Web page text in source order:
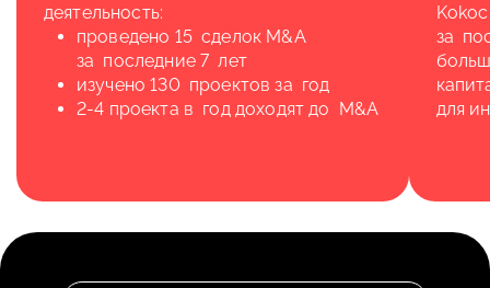
деятельность:
проведено 15 сделок М&А
за последние 7 лет
изучено 130 проектов за год
2-4 проекта в год доходят до М&А
за
для